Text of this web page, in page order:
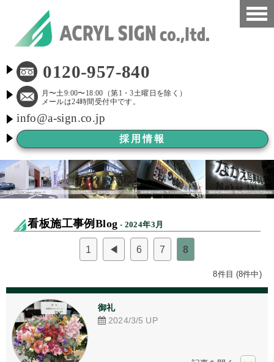
看板施工事例
会社概要
LED看板
看板施工ブログ
よくある質問
京都市新景観条例
看板Before After
看板デザイン
ご相談からの流れ
0120-957-840
月〜土9:00〜18:00（第1・3土曜日を除く）
メールは24時間受付中です。
info@a-sign.co.jp
採用情報
看板施工事例Blog - 2024年3月
1 ◀ 6 7 8
8件目 (8件中)
御礼
2024/3/5 UP